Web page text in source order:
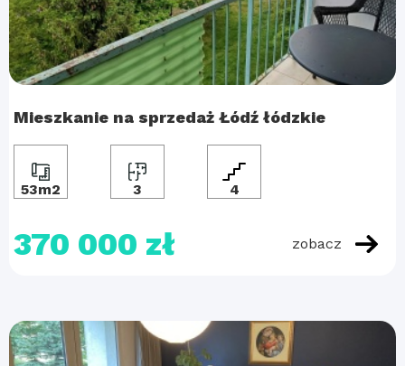
Mieszkanie na sprzedaż Łódź łódzkie
53m2 3 4
370 000 zł zobacz